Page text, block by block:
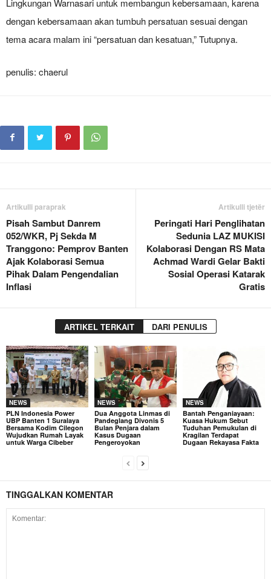
Lingkungan Warnasari untuk membangun kebersamaan, karena
dengan kebersamaan akan tumbuh persatuan sesuai dengan
tema acara malam ini “persatuan dan kesatuan,” Tutupnya.
penulis: chaerul
Artikulli paraprak
Pisah Sambut Danrem
052/WKR, Pj Sekda M
Tranggono: Pemprov Banten
Ajak Kolaborasi Semua
Pihak Dalam Pengendalian
Inflasi
Artikulli tjetër
Peringati Hari Penglihatan
Sedunia LAZ MUKISI
Kolaborasi Dengan RS Mata
Achmad Wardi Gelar Bakti
Sosial Operasi Katarak
Gratis
ARTIKEL TERKAIT DARI PENULIS
NEWS
PLN Indonesia Power
UBP Banten 1 Suralaya
Bersama Kodim Cilegon
Wujudkan Rumah Layak
untuk Warga Cibeber
NEWS
Dua Anggota Linmas di
Pandeglang Divonis 5
Bulan Penjara dalam
Kasus Dugaan
Pengeroyokan
NEWS
Bantah Penganiayaan:
Kuasa Hukum Sebut
Tuduhan Pemukulan di
Kragilan Terdapat
Dugaan Rekayasa Fakta
TINGGALKAN KOMENTAR